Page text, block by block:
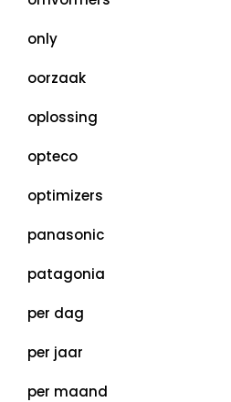
only
oorzaak
oplossing
opteco
optimizers
panasonic
patagonia
per dag
per jaar
per maand